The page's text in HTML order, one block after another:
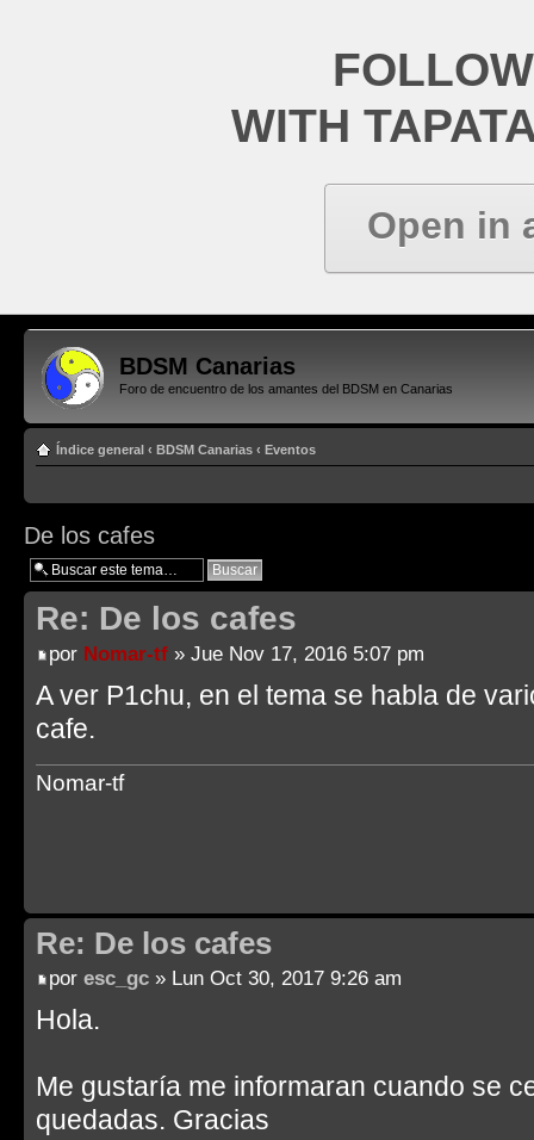
WITH
Open in
BDSM Canarias
Foro de encuentro de los amantes del BDSM en Canarias
Índice general ‹ BDSM Canarias ‹ Eventos
De los cafes
Re: De los cafes
por Nomar-tf » Jue Nov 17, 2016 5:07 pm
A ver P1chu, en el tema se habla de
cafe.
Nomar-tf
Re: De los cafes
por esc_gc » Lun Oct 30, 2017 9:26 am
Hola.
Me gustaría me informaran cuando se
quedadas. Gracias